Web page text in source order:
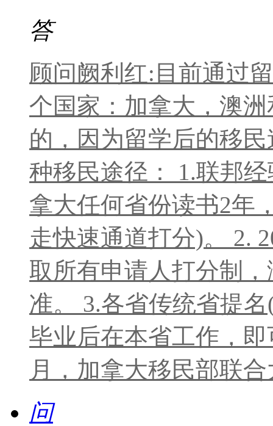
答
顾问阙利红:目前通过
个国家：加拿大，澳
的，因为留学后的移
种移民途径： 1.联邦
拿大任何省份读书2年
走快速通道打分)。 2.
取所有申请人打分制
准。 3.各省传统省提
毕业后在本省工作，
月，加拿大移民部联
问